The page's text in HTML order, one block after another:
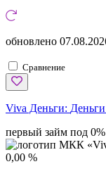
обновлено
Сравнение
Viva Деньги:
первый займ под 0%
0,00 %